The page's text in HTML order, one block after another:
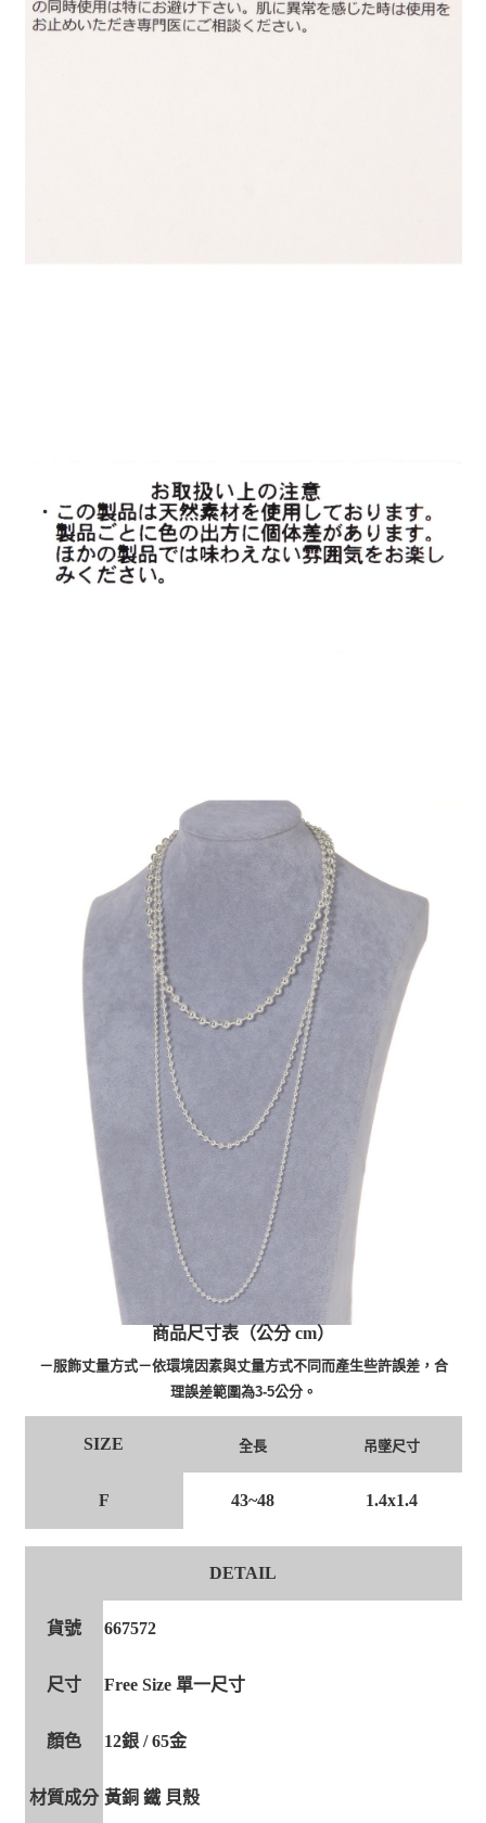
商品尺寸表（公分 cm）
－服飾丈量方式－依環境因素與丈量方式不同而產生些許誤差，合
理誤差範圍為3-5公分。
SIZE 全長 吊墜尺寸
F 43~48 1.4x1.4
DETAIL
貨號 667572
尺寸 Free Size 單一尺寸
顏色 12銀 / 65金
材質成分 黃銅 鐵 貝殼